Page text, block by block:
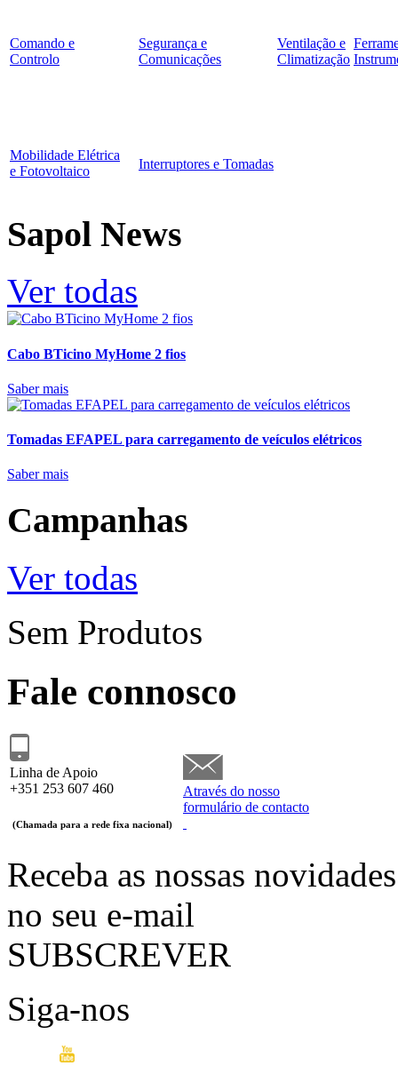
Comando e
Controlo
Segurança e
Comunicações
Ventilação e
Climatização
Mobilidade Elétrica
e Fotovoltaico
Interruptores e Tomadas
Sapol News
Ver todas
Cabo BTicino MyHome 2 fios
Saber mais
Tomadas EFAPEL para carregamento de veículos elétricos
Saber mais
Campanhas
Ver todas
Sem Produtos
Fale connosco
Linha de Apoio
+351 253 607 460
(Chamada para a rede fixa nacional)
Através do nosso
formulário de contacto
Receba as nossas novidades
no seu e-mail
SUBSCREVER
Siga-nos